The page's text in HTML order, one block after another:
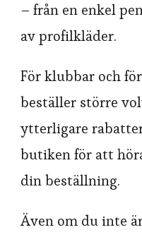
– från en enkel
av profilkläder.
För klubbar och
beställer större
ytterligare
butiken för att
din beställning.
Även om du inte